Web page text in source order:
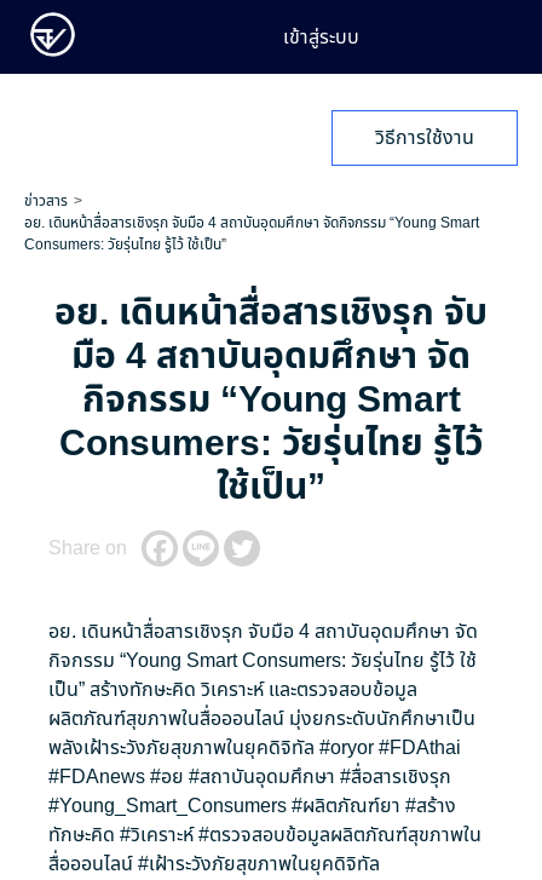
เข้าสู่ระบบ
วิธีการใช้งาน
ข่าวสาร
อย. เดินหน้าสื่อสารเชิงรุก จับมือ 4 สถาบันอุดมศึกษา จัดกิจกรรม “Young Smart
Consumers: วัยรุ่นไทย รู้ไว้ ใช้เป็น”
อย. เดินหน้าสื่อสารเชิงรุก จับ
มือ 4 สถาบันอุดมศึกษา จัด
กิจกรรม “Young Smart
Consumers: วัยรุ่นไทย รู้ไว้
ใช้เป็น”
Share on
อย. เดินหน้าสื่อสารเชิงรุก จับมือ 4 สถาบันอุดมศึกษา จัด
กิจกรรม “Young Smart Consumers: วัยรุ่นไทย รู้ไว้ ใช้
เป็น” สร้างทักษะคิด วิเคราะห์ และตรวจสอบข้อมูล
ผลิตภัณฑ์สุขภาพในสื่อออนไลน์ มุ่งยกระดับนักศึกษาเป็น
พลังเฝ้าระวังภัยสุขภาพในยุคดิจิทัล #oryor#FDAthai
#FDAnews#อย #สถาบันอุดมศึกษา #สื่อสารเชิงรุก
#Young_Smart_Consumers#ผลิตภัณฑ์ยา #สร้าง
ทักษะคิด #วิเคราะห์#ตรวจสอบข้อมูลผลิตภัณฑ์สุขภาพใน
สื่อออนไลน์#เฝ้าระวังภัยสุขภาพในยุคดิจิทัล